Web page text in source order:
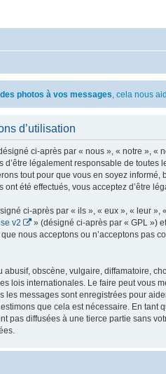
photos à vos messages, cela nous
d’utilisation
ci-après par « nous », « notre »,
légalement responsable de
tout pour que vous en soyez
ont été effectués, vous acceptez d’être
ci-après par « ils », « eux », « leur
v2 » (désigné ci-après par « GPL »)
nous acceptons ou n’acceptons
obscène, vulgaire, diffamatoire,
lois internationales. Le faire peut vous
messages sont enregistrées pour
que cela est nécessaire. En
pas diffusées à une tierce partie sans